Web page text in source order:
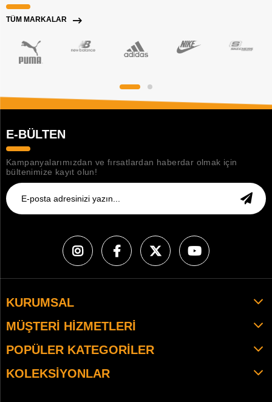
TÜM MARKALAR
E-BÜLTEN
Kampanyalarımızdan ve fırsatlardan haberdar olmak için
bültenimize kayıt olun!
KURUMSAL
MÜŞTERI HIZMETLERI
POPÜLER KATEGORILER
KOLEKSIYONLAR